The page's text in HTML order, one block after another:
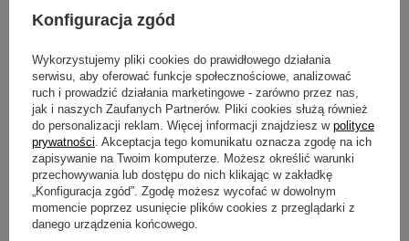
Łopata piaskowa standard Green
Konfiguracja zgód
Wykorzystujemy pliki cookies do prawidłowego działania
serwisu, aby oferować funkcje społecznościowe, analizować
ruch i prowadzić działania marketingowe - zarówno przez nas,
jak i naszych Zaufanych Partnerów. Pliki cookies służą również
do personalizacji reklam. Więcej informacji znajdziesz w polityce
prywatności . Akceptacja tego komunikatu oznacza zgodę na ich
zapisywanie na Twoim komputerze. Możesz określić warunki
przechowywania lub dostępu do nich klikając w zakładkę
„Konfiguracja zgód”. Zgodę możesz wycofać w dowolnym
momencie poprzez usunięcie plików cookies z przeglądarki z
danego urządzenia końcowego.